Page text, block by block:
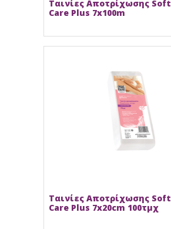
Ταινίες Αποτρίχωσης Soft
Care Plus 7x100m
Ταινίες Αποτρίχωσης Soft
Care Plus 7x20cm 100τμχ